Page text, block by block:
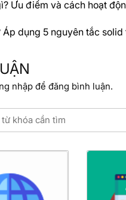
Ưu điểm và cách hoạt
Áp dụng 5 nguyên tắc
nhập để đăng bình luận.